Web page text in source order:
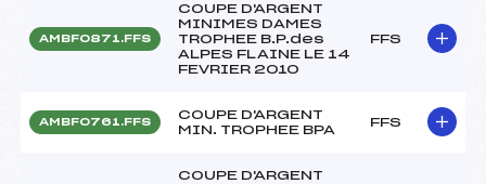
AMBF0871.FFS
COUPE D'ARGENT
MINIMES DAMES
TROPHEE B.P.des
ALPES FLAINE LE 14
FEVRIER 2010
FFS
AMBF0761.FFS
COUPE D'ARGENT
MIN. TROPHEE BPA
FFS
COUPE D'ARGENT